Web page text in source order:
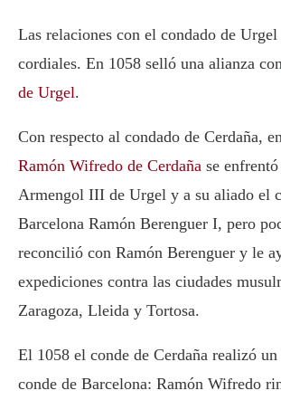
Las relaciones con el condado de Urgel
cordiales. En 1058 selló una alianza con
de Urgel.
Con respecto al condado de Cerdaña,
Ramón Wifredo de Cerdaña se
Armengol III de Urgel y a su aliado el
Barcelona Ramón Berenguer I, pero
reconcilió con Ramón Berenguer y le
expediciones contra las ciudades
Zaragoza, Lleida y Tortosa.
El 1058 el conde de Cerdaña realizó
conde de Barcelona: Ramón Wifredo